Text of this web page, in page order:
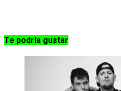
Te podría gustar